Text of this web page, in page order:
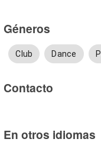
Géneros
Club Dance
Contacto
En otros idiomas